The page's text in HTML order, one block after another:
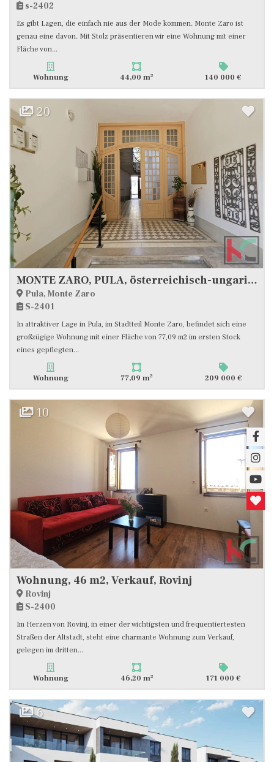
s-2402
Es gibt Lagen, die einfach nie aus der Mode kommen. Monte Zaro ist
genau eine davon. Mit Stolz präsentieren wir eine Wohnung mit einer
Fläche von...
Wohnung 44,00 m2 140 000 €
20
MONTE ZARO, PULA, österreichisch-ungarisches Gebäude, 1. Stock, 3SZ+WZ #VERKAUF
Pula, Monte Zaro
S-2401
In attraktiver Lage in Pula, im Stadtteil Monte Zaro, befindet sich eine
großzügige Wohnung mit einer Fläche von 77,09 m2 im ersten Stock
eines gepflegten...
Wohnung 77,09 m2 209 000 €
10
Wohnung, 46 m2, Verkauf, Rovinj
Rovinj
S-2400
Im Herzen von Rovinj, in einer der wichtigsten und frequentiertesten
Straßen der Altstadt, steht eine charmante Wohnung zum Verkauf,
gelegen im dritten...
Wohnung 46,20 m2 171 000 €
6